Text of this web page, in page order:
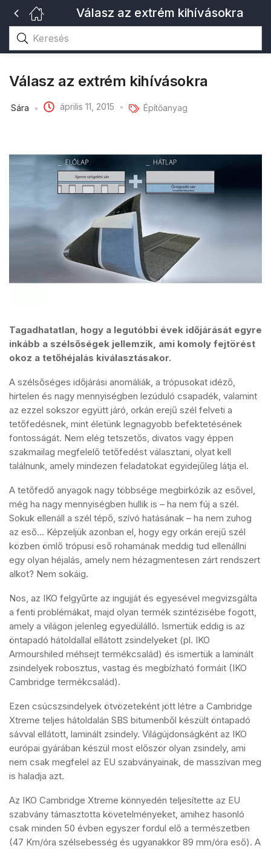
Válasz az extrém kihívásokra
Válasz az extrém kihívásokra
Sára április 11, 2015 Építőanyag
Tagadhatatlan, hogy a legutóbbi évek időjárását egyre
inkább a szélsőségek jellemzik, ami komoly fejtörést
okoz a tetőhéjalás kiválasztásakor.
A szélsőséges időjárási anomáliák, a trópusokat idéző,
hirtelen és nagy mennyiségben lezúduló csapadék, valamint
az ezzel sokszor együtt járó, orkán erejű szél felveti a
tetőfedésnek, mint életünk legnagyobb befektetésének
fontosságát. Nem elég tetszetős, divatos vagy éppen
szakmailag megfelelő tetőfedést választani, olyat kell
találnunk, amely mindezen feladatokat egyidejűleg látja el.
A tetőfedő anyagok nagy többsége megbirkózik az esővel,
még ha nagy mennyiségben hullik is – ha nem fúj a szél.
Sokuk ellenáll a szél tépő, szívó hatásának – ha nem zuhog
az eső… Képzeljük azonban el, hogy egy orkán erejű szél
közben ömlő trópusi eső rohamának meddig tud ellenállni
egy olyan héjalás, amely nem hézagmentesen zárt rendszert
alkot? Nem sokáig.
Nos, az IKO felgyűrte az ingujját és egyesével megvizsgálta
a fenti problémákat, majd olyan termék szintézisébe fogott,
amely a világon jelenleg egyedülálló. Ismertük eddig is az
öntapadó hátoldallal ellátott zsindelyeket (pl. IKO
Armourshiled méhsejt termékcsalád) és ismertük a laminált
zsindelyek robosztus, vastag és megbízható formáit (IKO
Cambridge termékcsalád).
Ezen csúcszsindelyek ötvözeteként jött létre a Cambridge
Xtreme teljes hátoldalán SBS bitumenből készült öntapadó
sávval ellátott, laminált zsindely. Világújdonságként az IKO
európai gyárában készül most először olyan zsindely, ami
nem csak megfelel az EU szabványainak, de masszívan meg
is haladja azt.
Az IKO Cambridge Xtreme könnyedén teljesítette az EU
szabvány támasztotta követelményeket, amihez hasonló
csak minden 50 évben egyszer fordul elő a természetben
(47 Km/óra szélsebesség és ugyanakkor 89 mm/óra eső). A